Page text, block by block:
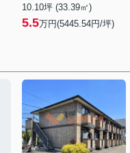
10.10坪 (33.39㎡)
5.5万円(5445.54円/坪)